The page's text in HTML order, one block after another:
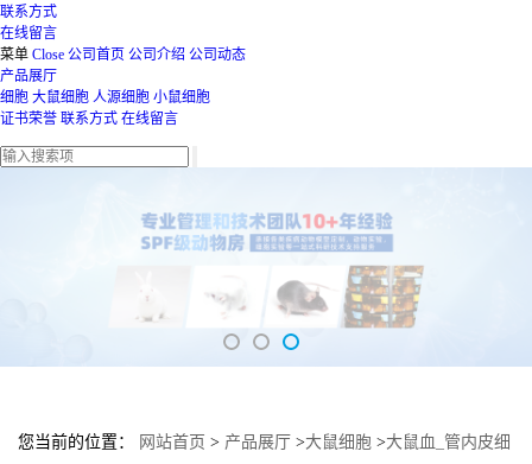
联系方式
在线留言
菜单 Close 公司首页 公司介绍 公司动态
产品展厅
细胞 大鼠细胞 人源细胞 小鼠细胞
证书荣誉 联系方式 在线留言
您当前的位置： 网站首页 > 产品展厅 >大鼠细胞 >大鼠血_管内皮细